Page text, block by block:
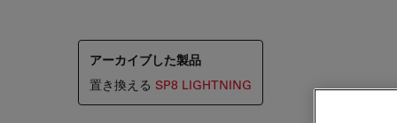
アーカイブした製品
置き換える SP8 LIGHTNING